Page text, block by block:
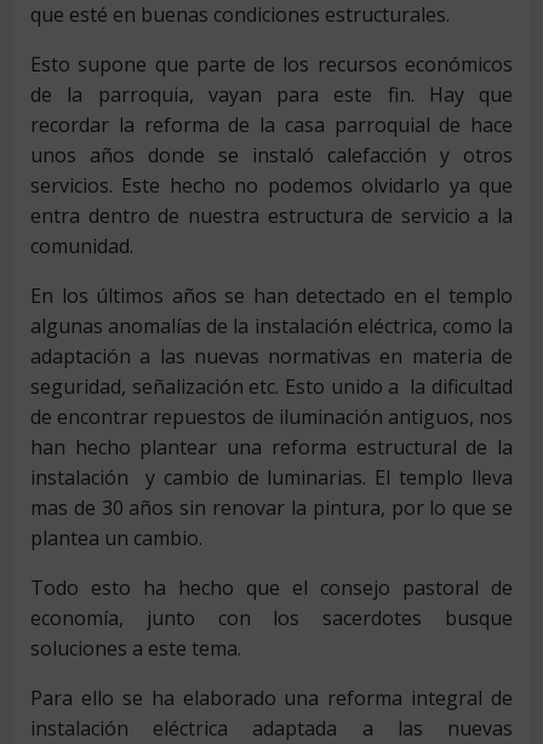
que esté en buenas condiciones estructurales.
Esto supone que parte de los recursos económicos
de la parroquia, vayan para este fin. Hay que
recordar la reforma de la casa parroquial de hace
unos años donde se instaló calefacción y otros
servicios. Este hecho no podemos olvidarlo ya que
entra dentro de nuestra estructura de servicio a la
comunidad.
En los últimos años se han detectado en el templo
algunas anomalías de la instalación eléctrica, como la
adaptación a las nuevas normativas en materia de
seguridad, señalización etc. Esto unido a la dificultad
de encontrar repuestos de iluminación antiguos, nos
han hecho plantear una reforma estructural de la
instalación y cambio de luminarias. El templo lleva
mas de 30 años sin renovar la pintura, por lo que se
plantea un cambio.
Todo esto ha hecho que el consejo pastoral de
economía, junto con los sacerdotes busque
soluciones a este tema.
Para ello se ha elaborado una reforma integral de
instalación eléctrica adaptada a las nuevas